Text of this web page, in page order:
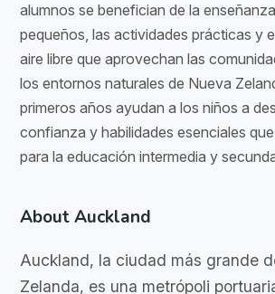
alumnos se benefician de la
pequeños, las actividades prácticas y
aire libre que aprovechan las
los entornos naturales de Nueva
primeros años ayudan a los niños a
confianza y habilidades esenciales
para la educación intermedia y
About Auckland
Auckland, la ciudad más grande
Zelanda, es una metrópoli